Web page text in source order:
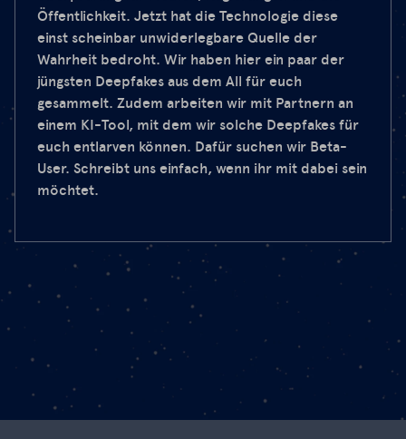
Öffentlichkeit. Jetzt hat die Technologie diese
einst scheinbar unwiderlegbare Quelle der
Wahrheit bedroht. Wir haben hier ein paar der
jüngsten Deepfakes aus dem All für euch
gesammelt. Zudem arbeiten wir mit Partnern an
einem KI-Tool, mit dem wir solche Deepfakes für
euch entlarven können. Dafür suchen wir Beta-
User. Schreibt uns einfach, wenn ihr mit dabei sein
möchtet.